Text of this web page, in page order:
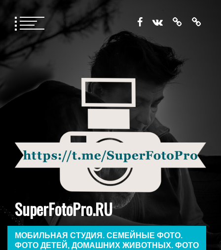
содержимому
SuperFotoPro.RU
МОБИЛЬНАЯ СТУДИЯ. СЕМЕЙНЫЕ ФОТО.
ФОТО ДЕТЕЙ, ДОМАШНИХ ЖИВОТНЫХ. ФОТО